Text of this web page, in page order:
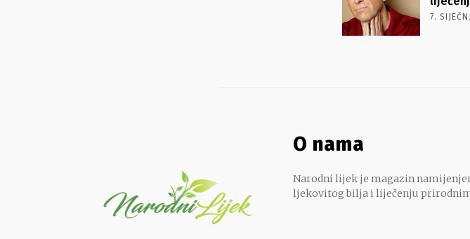
7.
O nama
Narodni lijek je magazin
ljekovitog bilja i liječenju